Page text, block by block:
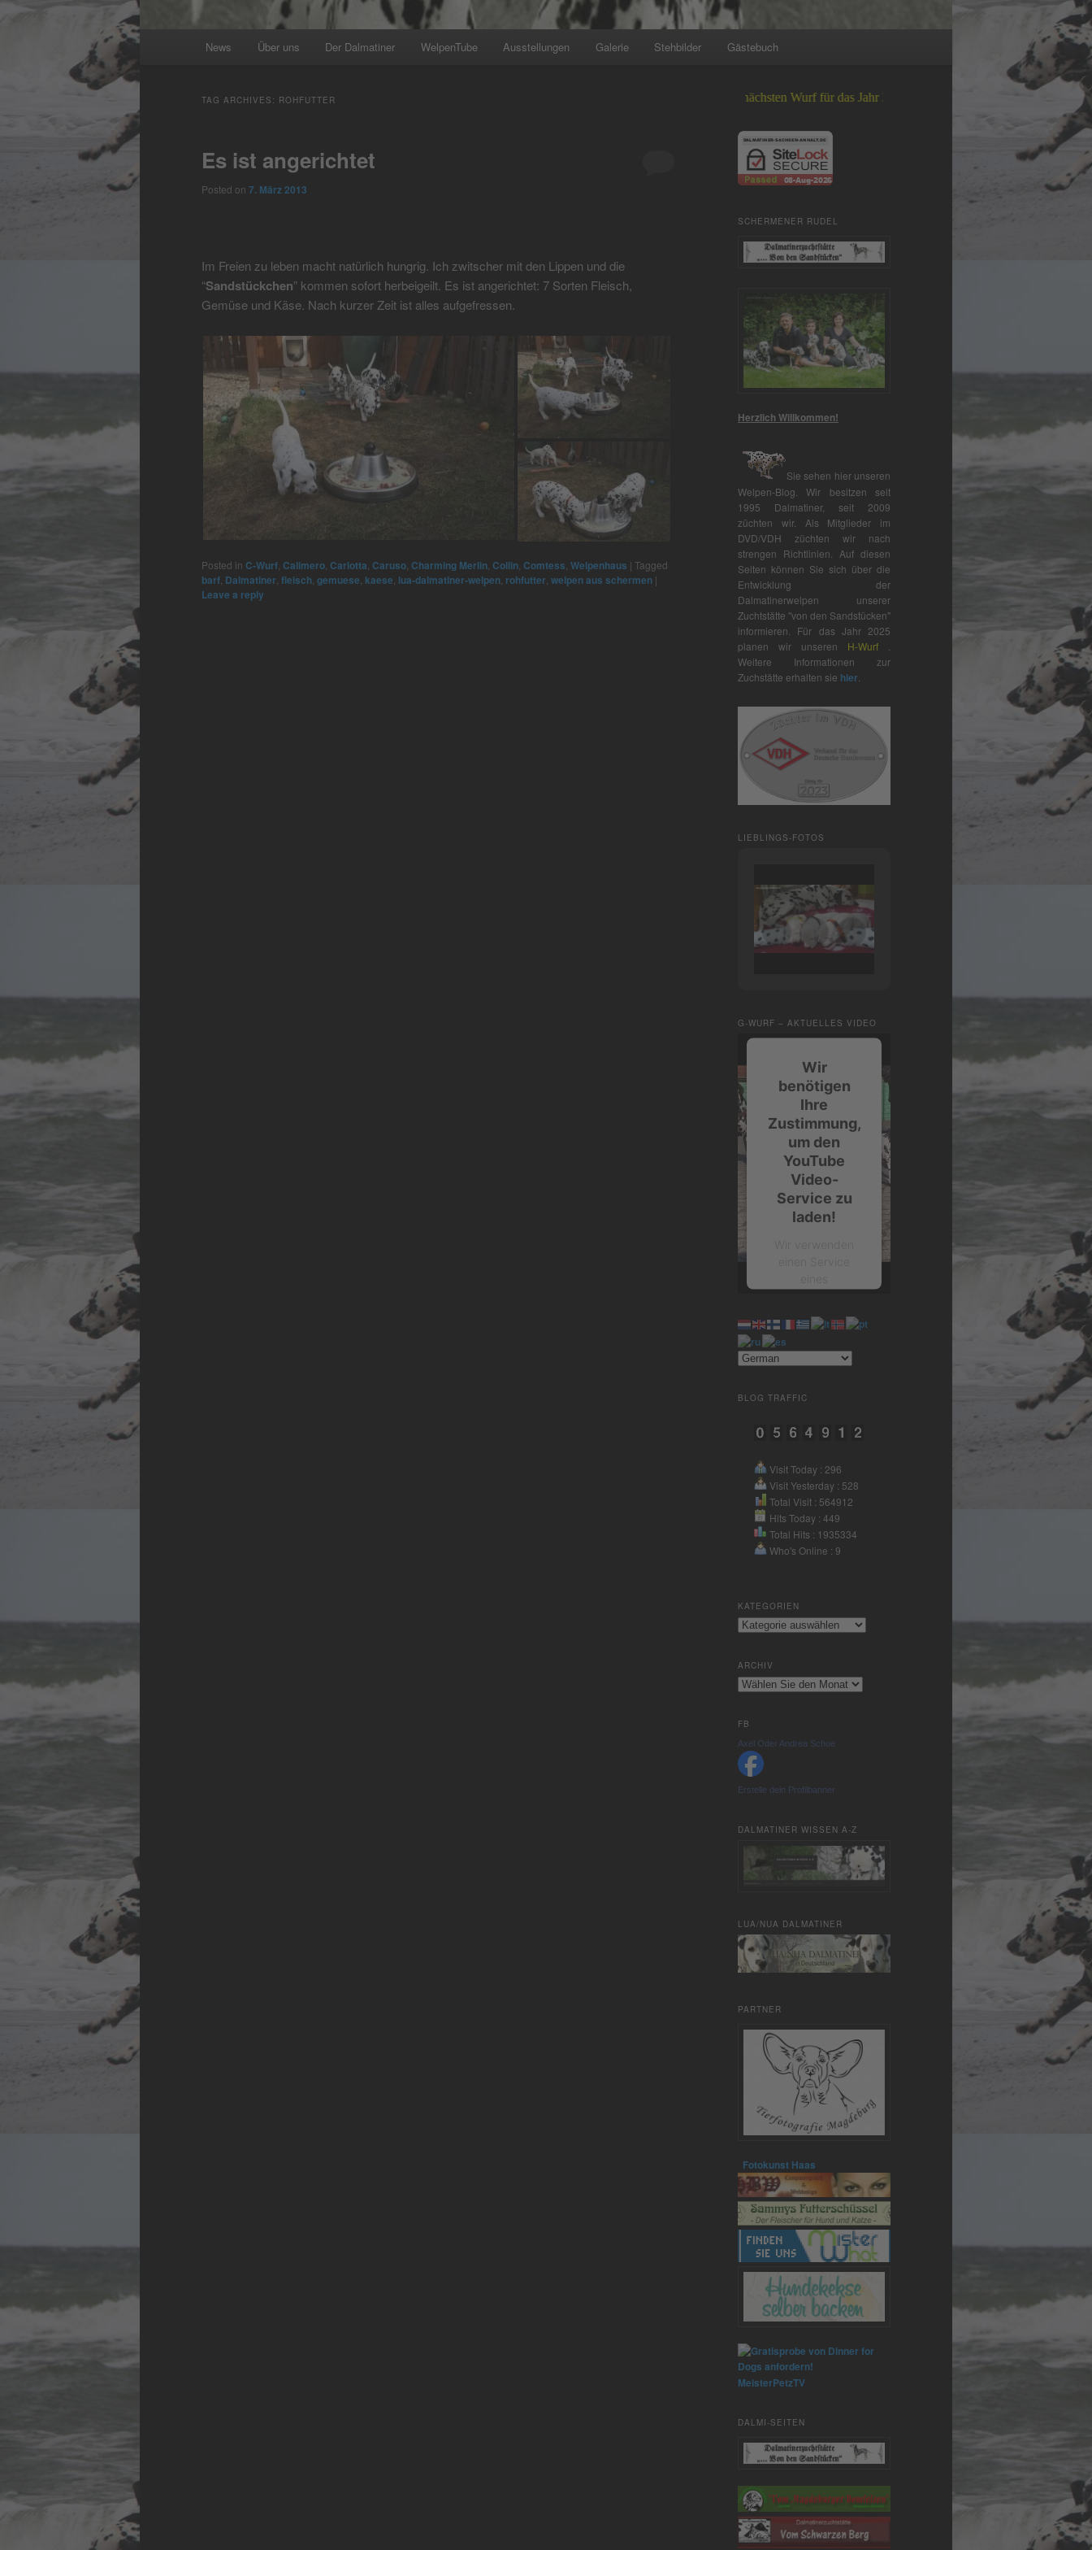
News Über uns Der Dalmatiner WelpenTube Ausstellungen Galerie Stehbilder Gästebuch
TAG ARCHIVES: ROHFUTTER
Es ist angerichtet
Posted on 7. März 2013
Im Freien zu leben macht natürlich hungrig. Ich zwitscher mit den Lippen und die
“Sandstückchen” kommen sofort herbeigeilt. Es ist angerichtet: 7 Sorten Fleisch,
Gemüse und Käse. Nach kurzer Zeit ist alles aufgefressen.
Posted in C-Wurf Calimero Carlotta Caruso Charming Merlin Collin Comtess Welpenhaus | Tagged
barf Dalmatiner fleisch gemuese kaese lua-dalmatiner-welpen rohfutter welpen aus schermen |
Leave a reply
+++ Wir planen den nächsten Wurf für das Jahr 2026 +++
SCHERMENER RUDEL
Herzlich Willkommen!
Sie sehen hier unseren
Welpen-Blog. Wir besitzen seit
1995 Dalmatiner, seit 2009
züchten wir. Als Mitglieder im
DVD/VDH züchten wir nach
strengen Richtlinien. Auf diesen
Seiten können Sie sich über die
Entwicklung der
Dalmatinerwelpen unserer
Zuchtstätte "von den Sandstücken"
informieren. Für das Jahr 2025
planen wir unseren H-Wurf
Weitere Informationen zur
Zuchstätte erhalten sie hier
LIEBLINGS-FOTOS
G-WURF – AKTUELLES VIDEO
Wir
benötigen
Ihre
Zustimmung,
um den
YouTube
Video-
Service zu
laden!
einzubetten.
Dieser Service
kann Daten zu
sammeln. Bitte
Details durch und
Nutzung des
Service zu, um
dieses Video
anzusehen.
Mehr
Akzeptieren
powered by
Management
BLOG TRAFFIC
Visit Today : 296
Visit Yesterday : 528
Total Visit : 564912
Hits Today : 449
Total Hits : 1935334
Who's Online : 9
KATEGORIEN
Kategorien
ARCHIV
Archiv
FB
Axel Oder Andrea Schoe
Erstelle dein Profilbanner
DALMATINER WISSEN A-Z
LUA/NUA DALMATINER
PARTNER
Fotokunst Haas
MeisterPetzTV
DALMI-SEITEN